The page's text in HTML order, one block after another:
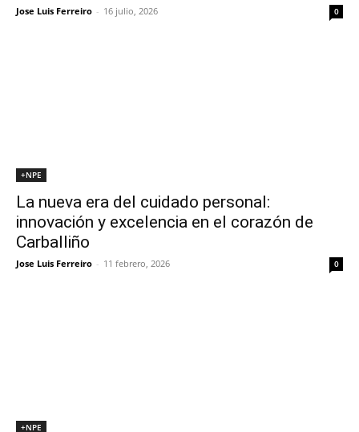
Jose Luis Ferreiro - 16 julio, 2026 0
+NPE
La nueva era del cuidado personal:
innovación y excelencia en el corazón de
Carballiño
Jose Luis Ferreiro - 11 febrero, 2026 0
+NPE